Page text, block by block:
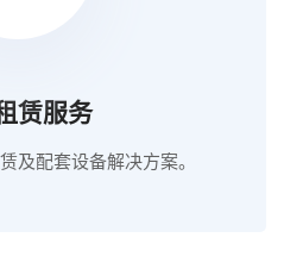
赁服务
及配套设备解决方案。